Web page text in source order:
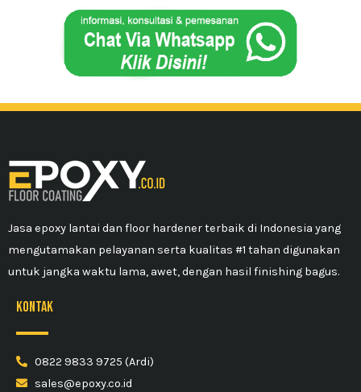
Jasa epoxy lantai dan floor hardener terbaik di Indonesia yang
mengutamakan pelayanan serta kualitas #1 tahan digunakan
untuk jangka waktu lama, awet, dengan hasil finishing bagus.
kontak
0822 9833 9725 (Ardi)
sales@epoxy.co.id